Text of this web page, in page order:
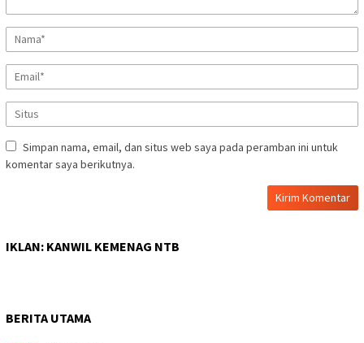
Simpan nama, email, dan situs web saya pada peramban ini untuk
komentar saya berikutnya.
IKLAN: KANWIL KEMENAG NTB
BERITA UTAMA